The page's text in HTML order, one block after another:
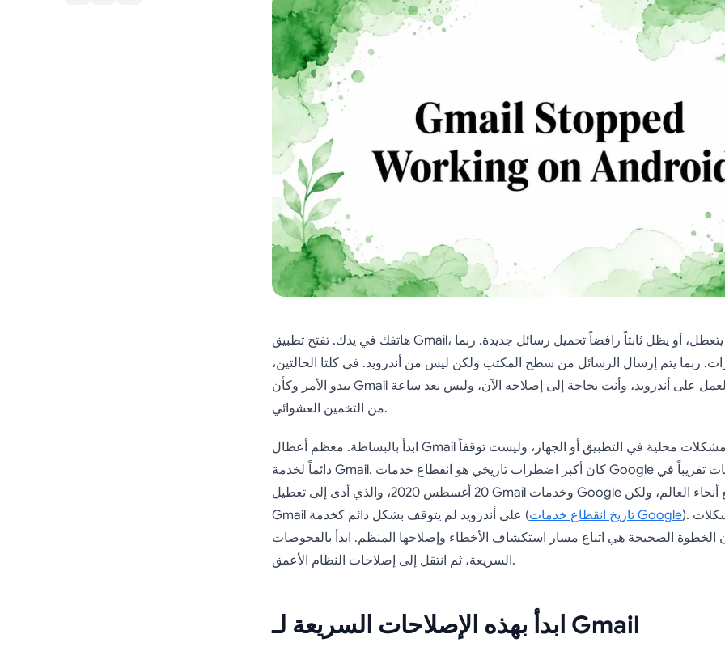
هاتفك في يدك. تفتح تطبيق Gmail، ثم يتجمد، أو يتعطل، أو يظل ثابتاً رافضاً تحميل رسائل جديدة. ربما
ربما يتم إرسال الرسائل من سطح المكتب ولكن ليس من أندرويد. في كلتا الحالتين،
يبدو الأمر وكأن Gmail قد توقف عن العمل على أندرويد، وأنت بحاجة إلى إصلاحه الآن، وليس بعد ساعة
من التخمين العشوائي.
ابدأ بالبساطة. معظم أعطال Gmail على أندرويد هي مشكلات محلية في التطبيق أو الجهاز، وليست توقفاً
دائماً لخدمة Gmail. كان أكبر اضطراب تاريخي هو انقطاع خدمات Google لمدة ست ساعات تقريباً في
20 أغسطس 2020، والذي أدى إلى تعطيل Gmail وخدمات Google الأخرى في جميع أنحاء العالم، ولكن
Gmail على أندرويد لم يتوقف بشكل دائم كخدمة (
تاريخ انقطاع خدمات Google). بالنسبة للمشكلات
الخطوة الصحيحة هي اتباع مسار استكشاف الأخطاء وإصلاحها المنظم. ابدأ بالفحوصات
السريعة، ثم انتقل إلى إصلاحات النظام الأعمق.
ابدأ بهذه الإصلاحات السريعة لـ Gmail